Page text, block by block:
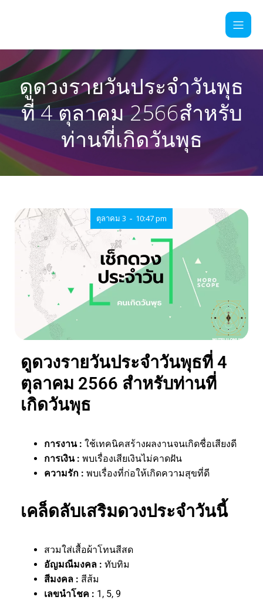
ดูดวงรายวันประจำวันพุธ
ที่ 4 ตุลาคม 2566สำหรับ
ท่านที่เกิดวันพุธ
ตุลาคม 3 - 10:47 pm
ดูดวงรายวันประจำวันพุธที่ 4
ตุลาคม 2566 สำหรับท่านที่
เกิดวันพุธ
การงาน : ใช้เทคนิคสร้างผลงานจนเกิดชื่อเสียงดี
การเงิน : พบเรื่องเสียเงินไม่คาดฝัน
ความรัก : พบเรื่องที่ก่อให้เกิดความสุขที่ดี
เคล็ดลับเสริมดวงประจำวันนี้
สวมใส่เสื้อผ้าโทนสีสด
อัญมณีมงคล : ทับทิม
สีมงคล : สีส้ม
เลขนำโชค : 1, 5, 9